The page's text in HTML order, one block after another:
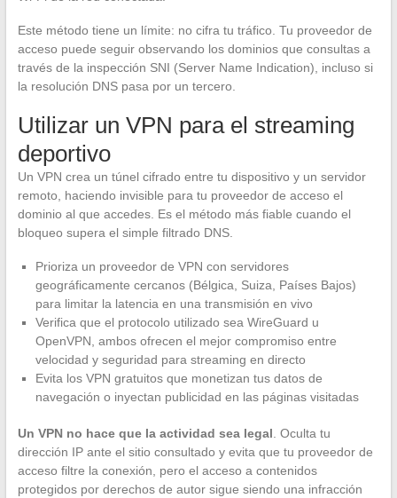
Este método tiene un límite: no cifra tu tráfico. Tu proveedor de
acceso puede seguir observando los dominios que consultas a
través de la inspección SNI (Server Name Indication), incluso si
la resolución DNS pasa por un tercero.
Utilizar un VPN para el streaming
deportivo
Un VPN crea un túnel cifrado entre tu dispositivo y un servidor
remoto, haciendo invisible para tu proveedor de acceso el
dominio al que accedes. Es el método más fiable cuando el
bloqueo supera el simple filtrado DNS.
Prioriza un proveedor de VPN con servidores
geográficamente cercanos (Bélgica, Suiza, Países Bajos)
para limitar la latencia en una transmisión en vivo
Verifica que el protocolo utilizado sea WireGuard u
OpenVPN, ambos ofrecen el mejor compromiso entre
velocidad y seguridad para streaming en directo
Evita los VPN gratuitos que monetizan tus datos de
navegación o inyectan publicidad en las páginas visitadas
Un VPN no hace que la actividad sea legal . Oculta tu
dirección IP ante el sitio consultado y evita que tu proveedor de
acceso filtre la conexión, pero el acceso a contenidos
protegidos por derechos de autor sigue siendo una infracción